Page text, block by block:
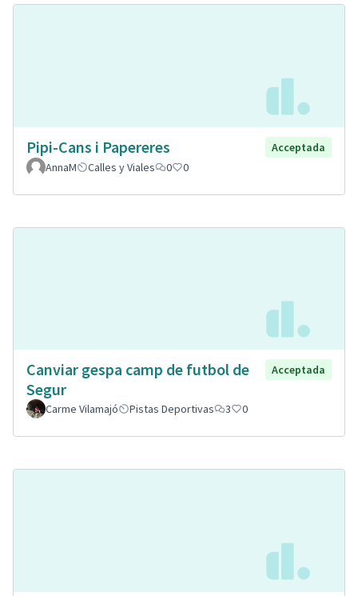
Pipi-Cans i Papereres
Acceptada
AnnaM
Calles y Viales 0 0
Canviar gespa camp de futbol de
Segur
Acceptada
Carme Vilamajó Pistas Deportivas 3 0